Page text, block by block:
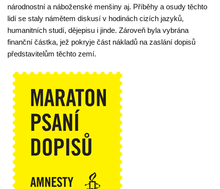
národnostní a náboženské menšiny aj. Příběhy a osudy těchto
lidí se staly námětem diskusí v hodinách cizích jazyků,
humanitních studí, dějepisu i jinde. Zároveň byla vybrána
finanční částka, jež pokryje část nákladů na zaslání dopisů
představitelům těchto zemí.